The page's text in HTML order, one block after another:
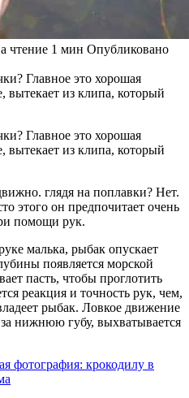
чтение 1 мин Опубликовано
Главное это хорошая
вытекает из клипа, который
Главное это хорошая
вытекает из клипа, который
глядя на поплавки? Нет.
этого он предпочитает очень
помощи рук.
малька, рыбак опускает
появляется морской
пасть, чтобы проглотить
реакция и точность рук, чем,
рыбак. Ловкое движение
нижнюю губу, выхватывается
фотография: крокодилу в